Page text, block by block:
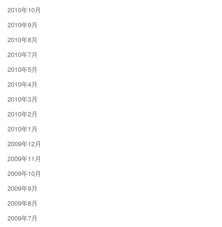
2010年10月
2010年9月
2010年8月
2010年7月
2010年5月
2010年4月
2010年3月
2010年2月
2010年1月
2009年12月
2009年11月
2009年10月
2009年9月
2009年8月
2009年7月